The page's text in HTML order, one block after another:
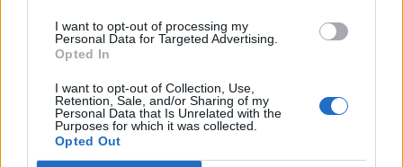
I want to opt-out of processing my
Personal Data for Targeted Advertising.
Opted In
I want to opt-out of Collection, Use,
Retention, Sale, and/or Sharing of my
Personal Data that Is Unrelated with the
Purposes for which it was collected.
Opted Out
LO Stato della California ha
deciso di mettere la Fondazione
Getty di Los Angeles - da cui
04/10/2006